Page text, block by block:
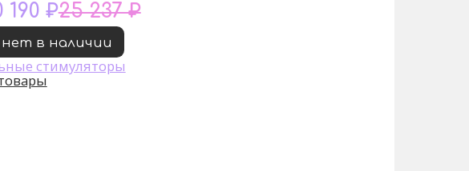
190 ₽25 237 ₽
нет в наличии
стимуляторы